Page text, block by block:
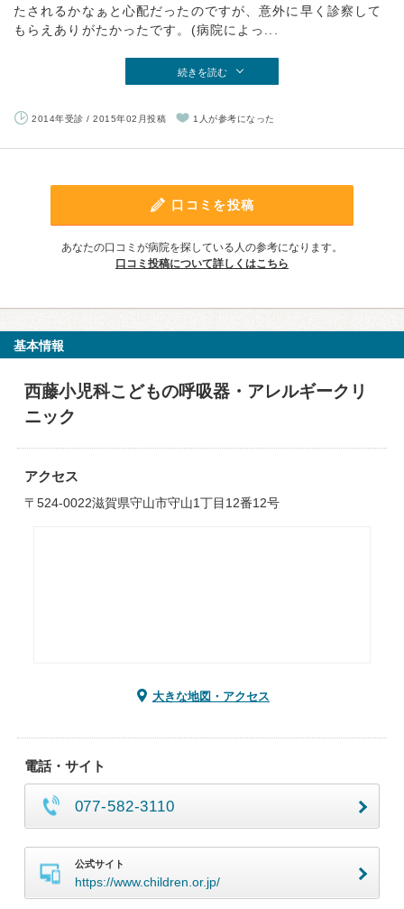
たされるかなぁと心配だったのですが、意外に早く診察して
もらえありがたかったです。(病院によっ...
続きを読む
2014年受診 / 2015年02月投稿 1人が参考になった
口コミを投稿
あなたの口コミが病院を探している人の参考になります。
口コミ投稿について詳しくはこちら
基本情報
西藤小児科こどもの呼吸器・アレルギークリ
ニック
アクセス
〒524-0022滋賀県守山市守山1丁目12番12号
大きな地図・アクセス
電話・サイト
077-582-3110
公式サイト
https://www.children.or.jp/